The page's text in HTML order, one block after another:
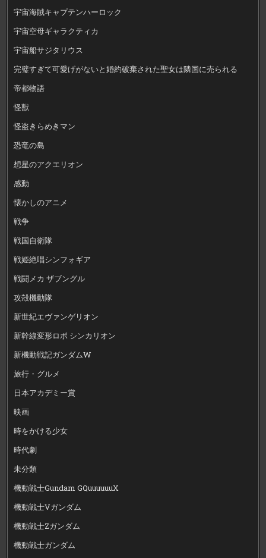
宇宙海賊キャプテンハーロック
宇宙空母ギャラクティカ
宇宙船サジタリウス
完璧すぎて可愛げがないと婚約破棄された聖女は隣国に売られる
帝都物語
怪獣
怪盗きらめきマン
恐竜の島
想星のアクエリオン
感動
懐かしのアニメ
戦争
戦国自衛隊
戦姫絶唱シンフォギア
戦闘メカ ザブングル
攻殻機動隊
新世紀エヴァンゲリオン
新幹線変形ロボ シンカリオン
新機動戦記ガンダムW
旅行・グルメ
日本アカデミー賞
映画
時をかける少女
時代劇
未分類
機動戦士Gundam GQuuuuuuX
機動戦士Vガンダム
機動戦士Zガンダム
機動戦士ガンダム